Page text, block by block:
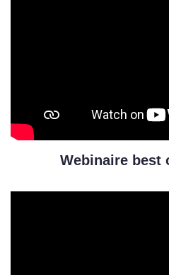
Webinaire best